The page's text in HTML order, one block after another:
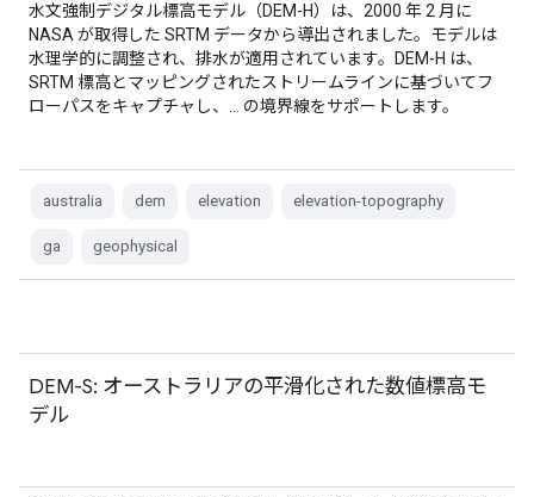
水文強制デジタル標高モデル（DEM-H）は、2000 年 2 月に
NASA が取得した SRTM データから導出されました。モデルは
水理学的に調整され、排水が適用されています。DEM-H は、
SRTM 標高とマッピングされたストリームラインに基づいてフ
ローパスをキャプチャし、… の境界線をサポートします。
australia dem elevation elevation-topography
ga geophysical
DEM-S: オーストラリアの平滑化された数値標高モ
デル